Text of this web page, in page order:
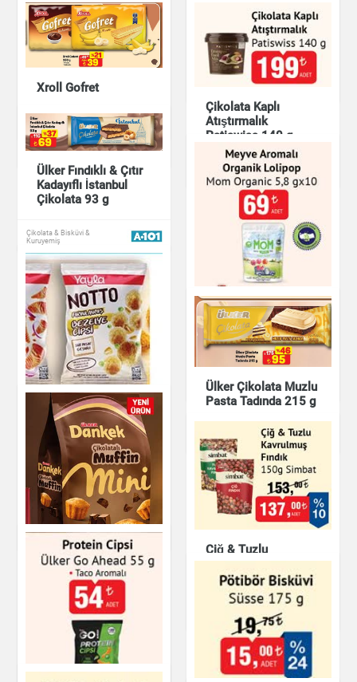
35 g
Çikolata & Bisküvi &
Meyveli Çilek Küpleri
Patiseath 20 g
Çikolata & Bisküvi &
Xroll Gofret
Çikolata & Bisküvi &
Kuruyemiş
Çikolata Kaplı
Atıştırmalık
Patiswiss 140 g
Çikolata & Bisküvi &
Kuruyemiş
Ülker Fındıklı & Çıtır
Kadayıflı İstanbul
Çikolata 93 g
Çikolata & Bisküvi &
Kuruyemiş
Meyve Aromalı
Organik Lolipop
Mom Organic 5,8 g
x10
Çikolata & Bisküvi &
Kuruyemiş
Yayla Notto Süt Mısır
Çeşnili Fırınlanmış
Bezelye Cipsi 55 g
Çikolata & Bisküvi &
Ülker Çikolata Muzlu
Pasta Tadında 215 g
Kuruyemiş
Ülker Dankek Mini
Çikolatalı Muffin 135
g
Çiğ & Tuzlu
Kavrulmuş Fındık
150g Simbat